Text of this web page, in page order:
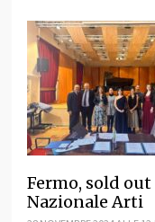
Fermo, sold
Nazionale Arti